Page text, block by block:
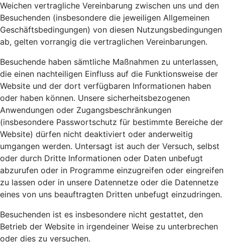
Weichen vertragliche Vereinbarung zwischen uns und den
Besuchenden (insbesondere die jeweiligen Allgemeinen
Geschäftsbedingungen) von diesen Nutzungsbedingungen
ab, gelten vorrangig die vertraglichen Vereinbarungen.
Besuchende haben sämtliche Maßnahmen zu unterlassen,
die einen nachteiligen Einfluss auf die Funktionsweise der
Website und der dort verfügbaren Informationen haben
oder haben können. Unsere sicherheitsbezogenen
Anwendungen oder Zugangsbeschränkungen
(insbesondere Passwortschutz für bestimmte Bereiche der
Website) dürfen nicht deaktiviert oder anderweitig
umgangen werden. Untersagt ist auch der Versuch, selbst
oder durch Dritte Informationen oder Daten unbefugt
abzurufen oder in Programme einzugreifen oder eingreifen
zu lassen oder in unsere Datennetze oder die Datennetze
eines von uns beauftragten Dritten unbefugt einzudringen.
Besuchenden ist es insbesondere nicht gestattet, den
Betrieb der Website in irgendeiner Weise zu unterbrechen
oder dies zu versuchen.